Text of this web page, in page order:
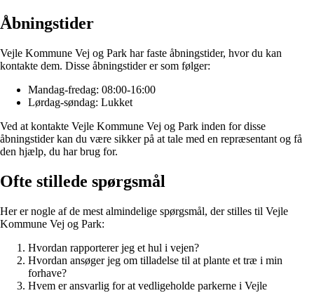
Åbningstider
Vejle Kommune Vej og Park har faste åbningstider, hvor du kan
kontakte dem. Disse åbningstider er som følger:
Mandag-fredag: 08:00-16:00
Lørdag-søndag: Lukket
Ved at kontakte Vejle Kommune Vej og Park inden for disse
åbningstider kan du være sikker på at tale med en repræsentant og få
den hjælp, du har brug for.
Ofte stillede spørgsmål
Her er nogle af de mest almindelige spørgsmål, der stilles til Vejle
Kommune Vej og Park:
Hvordan rapporterer jeg et hul i vejen?
Hvordan ansøger jeg om tilladelse til at plante et træ i min
forhave?
Hvem er ansvarlig for at vedligeholde parkerne i Vejle